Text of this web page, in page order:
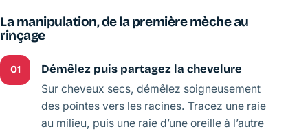
La manipulation, de la première mèche au
rinçage
01 Démêlez puis partagez la chevelure
Sur cheveux secs, démêlez soigneusement
des pointes vers les racines. Tracez une raie
au milieu, puis une raie d’une oreille à l’autre